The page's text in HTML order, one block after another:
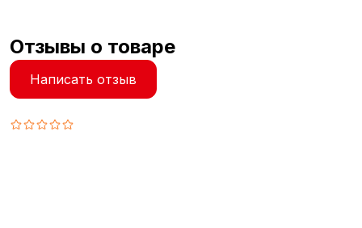
Отзывы о товаре
Написать отзыв